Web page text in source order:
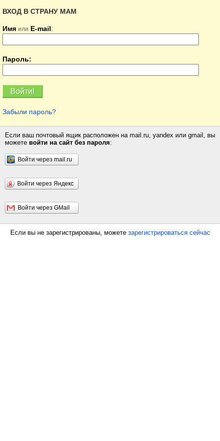
ВХОД В СТРАНУ МАМ
Имя или E-mail:
Пароль:
Забыли пароль?
Если ваш почтовый ящик расположен на mail.ru, yandex или gmail, вы
можете войти на сайт без пароля:
Войти через mail.ru
Войти через Яндекс
Войти через GMail
Если вы не зарегистрированы, можете зарегистрироваться сейчас